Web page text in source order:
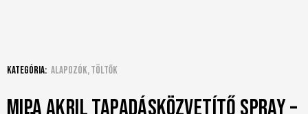
Kategória: Alapozók, töltők
MIPA AKRIL TAPADÁSKÖZVETÍTŐ SPRAY –